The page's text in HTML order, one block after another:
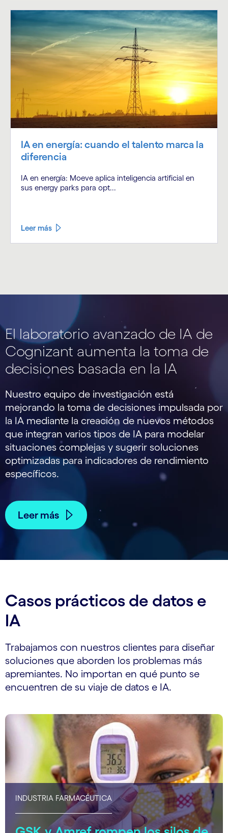
IA en energía: cuando el talento marca la
diferencia
IA en energía: Moeve aplica inteligencia artificial en
sus energy parks para opt...
Leer más
El laboratorio avanzado de IA de
Cognizant aumenta la toma de
decisiones basada en la IA
Nuestro equipo de investigación está
mejorando la toma de decisiones impulsada por
la IA mediante la creación de nuevos métodos
que integran varios tipos de IA para modelar
situaciones complejas y sugerir soluciones
optimizadas para indicadores de rendimiento
específicos.
Leer más
Casos prácticos de datos e
IA
Trabajamos con nuestros clientes para diseñar
soluciones que aborden los problemas más
apremiantes. No importan en qué punto se
encuentren de su viaje de datos e IA.
INDUSTRIA FARMACÉUTICA